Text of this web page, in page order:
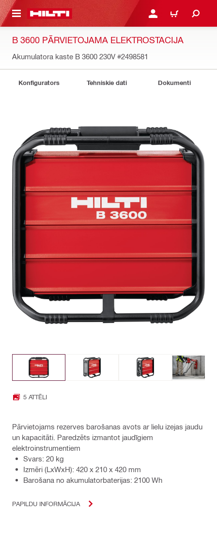
SATURU PIESLĒGTIES VAI
IEPIRKŠANĀS
B 3600 PĀRVIETOJAMA ELEKTROSTACIJA
Akumulatora kaste B 3600 230V #2498581
Konfigurators Tehniskie dati Dokumenti
5 ATTĒLI
Pārvietojams rezerves barošanas avots ar lielu izejas jaudu
un kapacitāti. Paredzēts izmantot jaudīgiem
elektroinstrumentiem
Svars: 20 kg
Izmēri (LxWxH): 420 x 210 x 420 mm
Barošana no akumulatorbaterijas: 2100 Wh
PAPILDU INFORMĀCIJA